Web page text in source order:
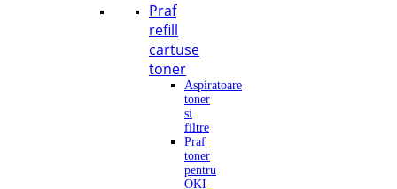
Praf
refill
cartuse
toner
Aspiratoare
toner
si
filtre
Praf
toner
pentru
OKI